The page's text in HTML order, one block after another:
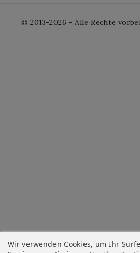
Wir verwenden Cookies, um Ihr
© 2013-2026 – Alle Rechte